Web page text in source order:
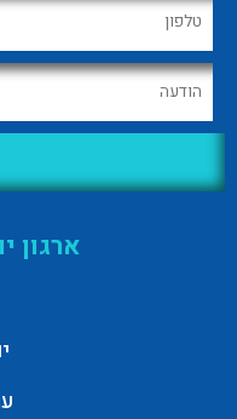
ארגון